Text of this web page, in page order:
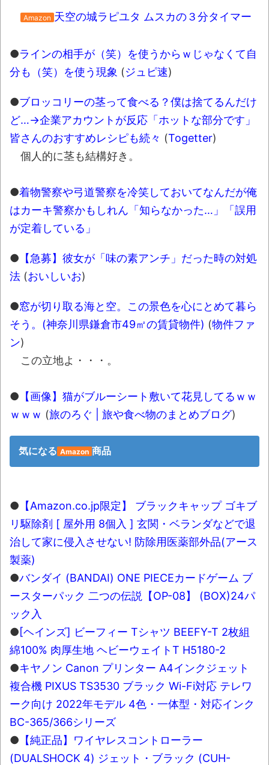
Amazon 天空の城ラピユタ ムスカの３分タイマー
●ラインの相手が（笑）を使うからｗじゃなくて自
分も（笑）を使う現象 (ジュピ速)
●ブロッコリーの茎って食べる？僕は捨てるんだけ
ど…→企業アカウントが反応「ホットな部分です」
皆さんのおすすめレシピも続々 (Togetter)
個人的に茎も結構好き。
●着物警察や弓道警察を冷笑しておいてなんだが俺
はカーキ警察かもしれん「知らなかった…」「誤用
が定着している」
● 【急募】彼女が「味の素アンチ」だった時の対処
法 (おいしいお)
●窓が切り取る海と空。この景色を心にとめて暮ら
そう。(神奈川県鎌倉市49㎡の賃貸物件) (物件ファ
ン)
この立地よ・・・。
● 【画像】猫がブルーシート敷いて花見してる‍ｗｗ
ｗ‍ｗｗ (旅のろぐ | 旅や食べ物のまとめブログ)
気になる Amazon 商品
● 【Amazon.co.jp限定】 ブラックキャップ ゴキブ
リ駆除剤 [ 屋外用 8個入 ] 玄関・ベランダなどで退
治して家に侵入させない! 防除用医薬部外品(アース
製薬)
●バンダイ (BANDAI) ONE PIECEカードゲーム ブ
ースターパック 二つの伝説【OP-08】 (BOX)24パ
ック入
●[ヘインズ] ビーフィー Tシャツ BEEFY-T 2枚組
綿100% 肉厚生地 ヘビーウェイトT H5180-2
●キヤノン Canon プリンター A4インクジェット
複合機 PIXUS TS3530 ブラック Wi-Fi対応 テレワ
ーク向け 2022年モデル 4色・一体型・対応インク
BC-365/366シリーズ
● 【純正品】ワイヤレスコントローラー
(DUALSHOCK 4) ジェット・ブラック (CUH-